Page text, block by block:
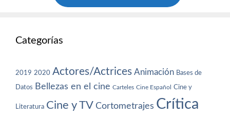
Categorías
2019 2020 Actores/Actrices Animación Bases de
Datos Bellezas en el cine Carteles Cine Español Cine y
Literatura Cine y TV Cortometrajes Crítica